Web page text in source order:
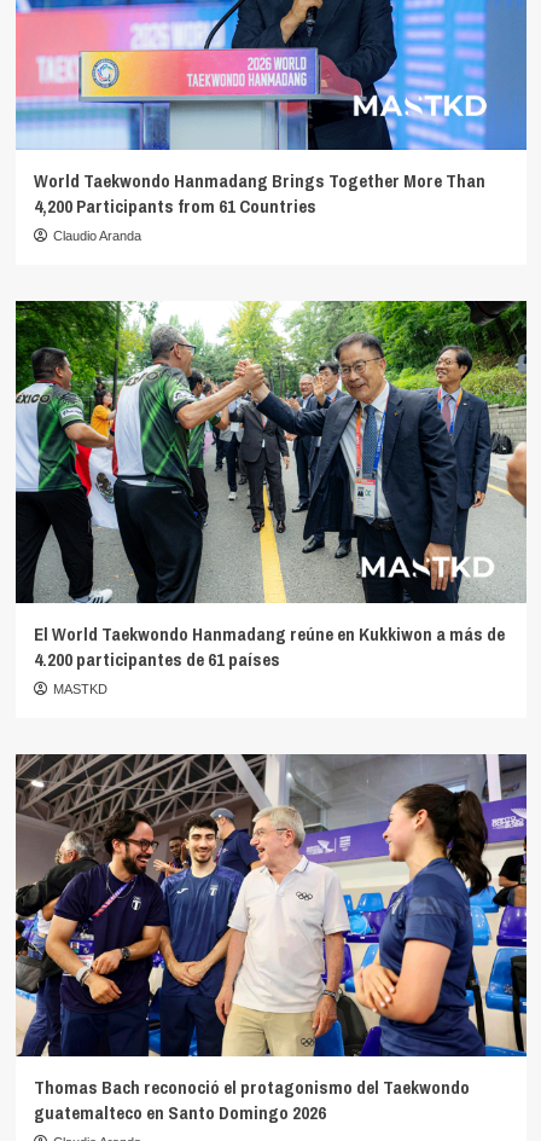
World Taekwondo Hanmadang Brings Together More Than
4,200 Participants from 61 Countries
Claudio Aranda
El World Taekwondo Hanmadang reúne en Kukkiwon a más de
4.200 participantes de 61 países
MASTKD
Thomas Bach reconoció el protagonismo del Taekwondo
guatemalteco en Santo Domingo 2026